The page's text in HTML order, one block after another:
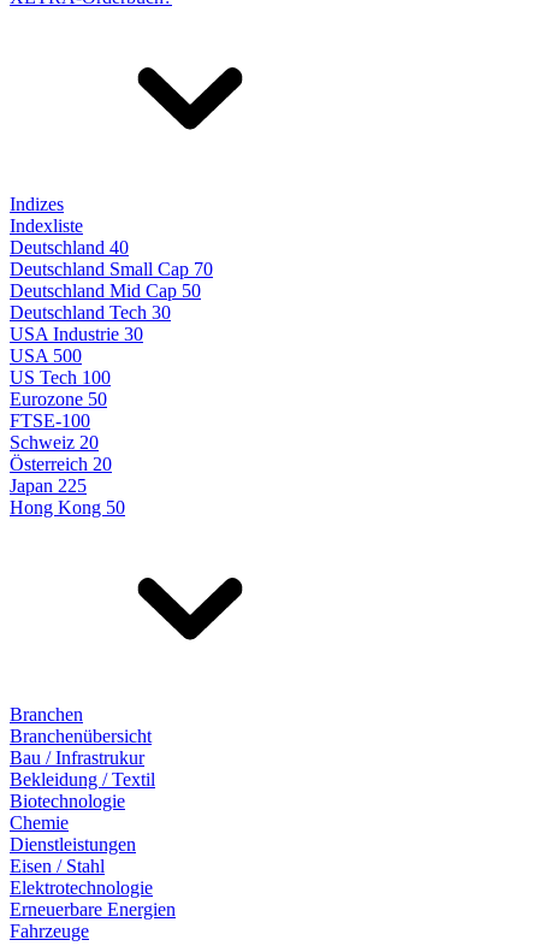
Indizes
Indexliste
Deutschland 40
Deutschland Small Cap 70
Deutschland Mid Cap 50
Deutschland Tech 30
USA Industrie 30
USA 500
US Tech 100
Eurozone 50
FTSE-100
Schweiz 20
Österreich 20
Japan 225
Hong Kong 50
Branchen
Branchenübersicht
Bau / Infrastrukur
Bekleidung / Textil
Biotechnologie
Chemie
Dienstleistungen
Eisen / Stahl
Elektrotechnologie
Erneuerbare Energien
Fahrzeuge